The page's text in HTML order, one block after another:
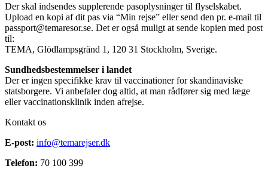
Der skal indsendes supplerende pasoplysninger til flyselskabet.
Upload en kopi af dit pas via “Min rejse” eller send den pr. e-mail til
passport@temaresor.se. Det er også muligt at sende kopien med post
til:
TEMA, Glödlampsgränd 1, 120 31 Stockholm, Sverige.
Sundhedsbestemmelser i landet
Der er ingen specifikke krav til vaccinationer for skandinaviske
statsborgere. Vi anbefaler dog altid, at man rådfører sig med læge
eller vaccinationsklinik inden afrejse.
Kontakt os
E-post: info@temarejser.dk
Telefon: 70 100 399